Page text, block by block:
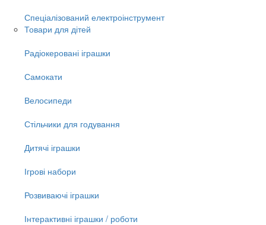
Спеціалізований електроінструмент
Товари для дітей
Радіокеровані іграшки
Самокати
Велосипеди
Стільчики для годування
Дитячі іграшки
Ігрові набори
Розвиваючі іграшки
Інтерактивні іграшки / роботи